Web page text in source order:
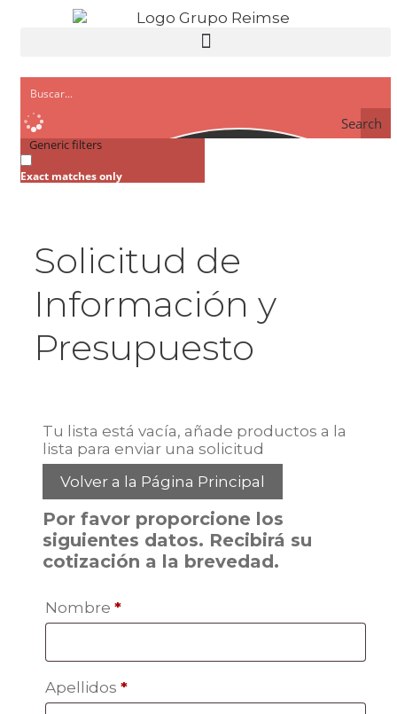
Search
Generic filters
Exact matches only
Solicitud de
Información y
Presupuesto
Tu lista está vacía, añade productos a la
lista para enviar una solicitud
Volver a la Página Principal
Por favor proporcione los
siguientes datos. Recibirá su
cotización a la brevedad.
Nombre *
Apellidos *